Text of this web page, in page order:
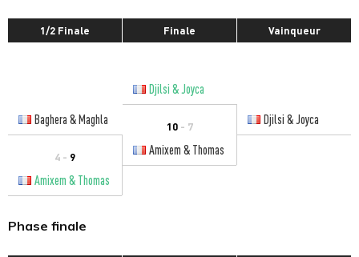
1/2 Finale Finale Vainqueur
Djilsi & Joyca
Baghera & Maghla
10- 7 Djilsi & Joyca
4 - 9
Amixem & Thomas
Amixem & Thomas
Phase finale